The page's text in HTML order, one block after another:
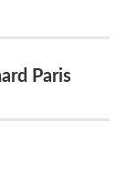
Paris